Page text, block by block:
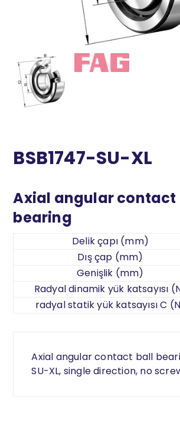
BSB1747-SU-XL
Axial angular contact
bearing
Delik çapı (mm)
Dış çap (mm)
Genişlik (mm)
Radyal dinamik yük katsayısı
radyal statik yük katsayısı C
Axial angular contact ball
SU-XL, single direction, no